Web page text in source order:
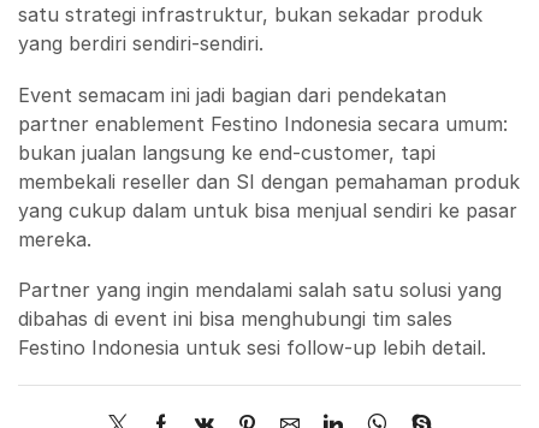
satu strategi infrastruktur, bukan sekadar produk
yang berdiri sendiri-sendiri.
Event semacam ini jadi bagian dari pendekatan
partner enablement Festino Indonesia secara umum:
bukan jualan langsung ke end-customer, tapi
membekali reseller dan SI dengan pemahaman produk
yang cukup dalam untuk bisa menjual sendiri ke pasar
mereka.
Partner yang ingin mendalami salah satu solusi yang
dibahas di event ini bisa menghubungi tim sales
Festino Indonesia untuk sesi follow-up lebih detail.